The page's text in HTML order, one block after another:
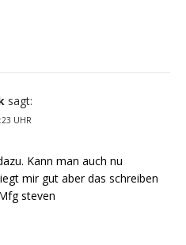
sagt:
UHR
Kann man auch nu
mir gut aber das schreiben
steven